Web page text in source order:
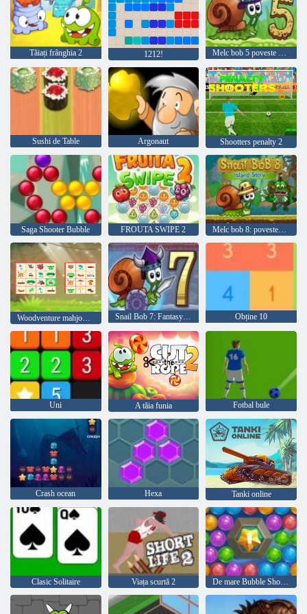
Tăiați frânghia 2 1212! Melc bob 5 poveste de dragoste
Sushi de Table Argonaut Shootters penalty 2
Saga Shooter Bubble FROUTA SWIPE 2 Melc bob 8: povestea insulei
Snail Bob 7: Fantasy Story Obține 10
Uni A tăia funia Fotbal bule
Crash ocean Hexa Tanki online
Clasic Solitaire Viața scurtă 2